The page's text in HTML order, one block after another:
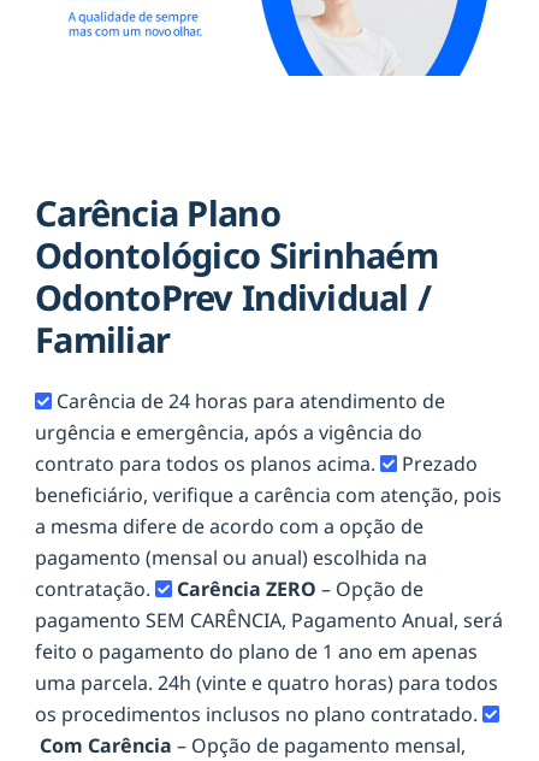
Carência Plano
Odontológico Sirinhaém
OdontoPrev Individual /
Familiar
Carência de 24 horas para atendimento de
urgência e emergência, após a vigência do
contrato para todos os planos acima.
Prezado
beneficiário, verifique a carência com atenção, pois
a mesma difere de acordo com a opção de
pagamento (mensal ou anual) escolhida na
contratação.
Carência ZERO – Opção de
pagamento SEM CARÊNCIA, Pagamento Anual, será
feito o pagamento do plano de 1 ano em apenas
uma parcela. 24h (vinte e quatro horas) para todos
os procedimentos inclusos no plano contratado.
Com Carência – Opção de pagamento mensal,